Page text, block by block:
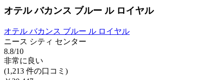
オテル バカンス ブルー ル ロイヤル
オテル バカンス ブルー ル ロイヤル
ニース シティ センター
8.8/10
非常に良い
(1,213 件の口コミ)